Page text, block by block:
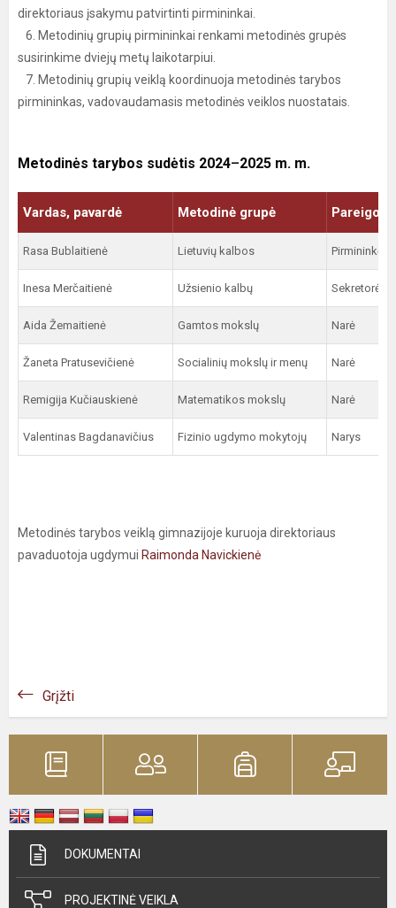
direktoriaus įsakymu patvirtinti pirmininkai.
6. Metodinių grupių pirmininkai renkami metodinės grupės
susirinkime dviejų metų laikotarpiui.
7. Metodinių grupių veiklą koordinuoja metodinės tarybos
pirmininkas, vadovaudamasis metodinės veiklos nuostatais.
Metodinės tarybos sudėtis 2024–2025 m. m.
Vardas, pavardė Metodinė grupė Pareigos
Rasa Bublaitienė Lietuvių kalbos Pirmininkė
Inesa Merčaitienė Užsienio kalbų Sekretorė
Aida Žemaitienė Gamtos mokslų Narė
Žaneta Pratusevičienė Socialinių mokslų ir menų Narė
Remigija Kučiauskienė Matematikos mokslų Narė
Valentinas Bagdanavičius Fizinio ugdymo mokytojų Narys
Metodinės tarybos veiklą gimnazijoje kuruoja direktoriaus
pavaduotoja ugdymui Raimonda Navickienė
Grįžti
DOKUMENTAI
PROJEKTINĖ VEIKLA